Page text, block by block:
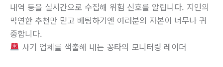
내역 등을 실시간으로 수집해 위험 신호를 알립니다. 지인의
막연한 추천만 믿고 베팅하기엔 여러분의 자본이 너무나 귀
중합니다.
사기 업체를 색출해 내는 꽁타의 모니터링 레이더